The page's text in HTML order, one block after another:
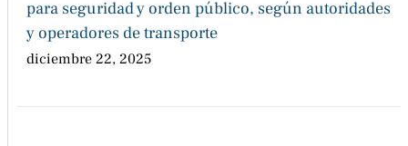
para seguridad y orden público, según autoridades
y operadores de transporte
diciembre 22, 2025